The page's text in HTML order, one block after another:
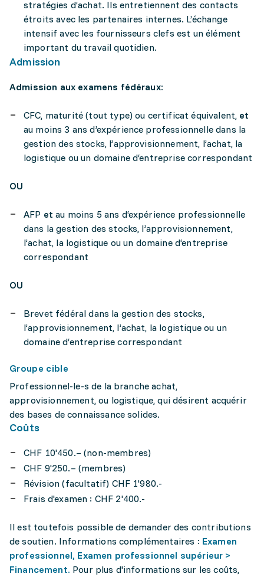
stratégies d’achat. Ils entretiennent des contacts
étroits avec les partenaires internes. L’échange
intensif avec les fournisseurs clefs est un élément
important du travail quotidien.
Admission
Admission aux examens fédéraux:
CFC, maturité (tout type) ou certificat équivalent, et
au moins 3 ans d’expérience professionnelle dans la
gestion des stocks, l’approvisionnement, l’achat, la
logistique ou un domaine d‘entreprise correspondant
OU
AFP et au moins 5 ans d‘expérience professionnelle
dans la gestion des stocks, l’approvisionnement,
l’achat, la logistique ou un domaine d‘entreprise
correspondant
OU
Brevet fédéral dans la gestion des stocks,
l’approvisionnement, l’achat, la logistique ou un
domaine d‘entreprise correspondant
Groupe cible
Professionnel-le-s de la branche achat,
approvisionnement, ou logistique, qui désirent acquérir
des bases de connaissance solides.
Coûts
CHF 10'450.– (non-membres)
CHF 9'250.– (membres)
Révision (facultatif) CHF 1'980.-
Frais d'examen : CHF 2'400.-
Il est toutefois possible de demander des contributions
de soutien. Informations complémentaires : Examen
professionnel, Examen professionnel supérieur >
Financement. Pour plus d'informations sur les coûts,